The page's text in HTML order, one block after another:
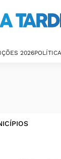
2026POLÍTICA